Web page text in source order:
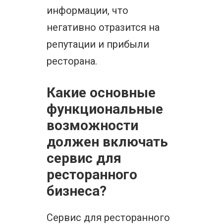
информации, что
негативно отразится на
репутации и прибыли
ресторана.
Какие основные
функциональные
возможности
должен включать
сервис для
ресторанного
бизнеса?
Сервис для ресторанного